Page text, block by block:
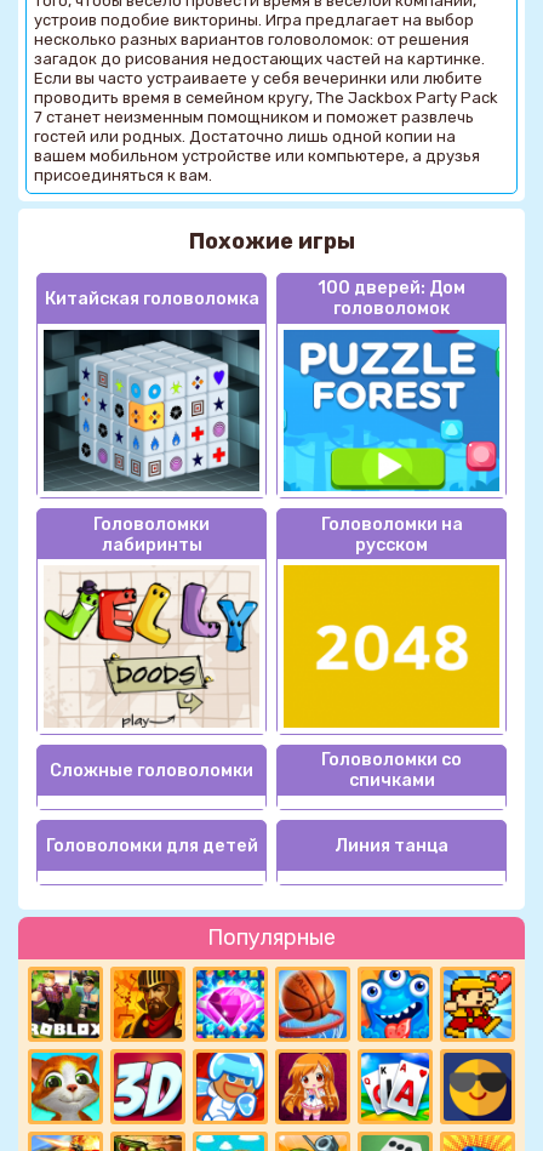
Популярные
устроив подобие викторины. Игра предлагает на выбор
несколько разных вариантов головоломок: от решения
загадок до рисования недостающих частей на картинке.
Если вы часто устраиваете у себя вечеринки или любите
проводить время в семейном кругу, The Jackbox Party Pack
7 станет неизменным помощником и поможет развлечь
гостей или родных. Достаточно лишь одной копии на
вашем мобильном устройстве или компьютере, а друзья
присоединяться к вам.
Похожие игры
Китайская головоломка
100 дверей: Дом
головоломок
Головоломки
лабиринты
Головоломки на
русском
Сложные головоломки
Головоломки со
спичками
Головоломки для детей Линия танца